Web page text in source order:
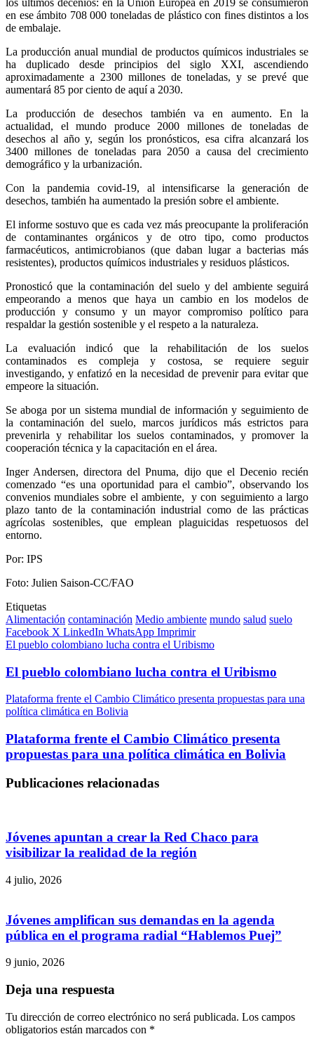
en ese ámbito 708 000 toneladas de plástico con fines distintos a los
de embalaje.
La producción anual mundial de productos químicos industriales se
ha duplicado desde principios del siglo XXI, ascendiendo
aproximadamente a 2300 millones de toneladas, y se prevé que
aumentará 85 por ciento de aquí a 2030.
La producción de desechos también va en aumento. En la
actualidad, el mundo produce 2000 millones de toneladas de
desechos al año y, según los pronósticos, esa cifra alcanzará los
3400 millones de toneladas para 2050 a causa del crecimiento
demográfico y la urbanización.
Con la pandemia covid-19, al intensificarse la generación de
desechos, también ha aumentado la presión sobre el ambiente.
El informe sostuvo que es cada vez más preocupante la proliferación
de contaminantes orgánicos y de otro tipo, como productos
farmacéuticos, antimicrobianos (que daban lugar a bacterias más
resistentes), productos químicos industriales y residuos plásticos.
Pronosticó que la contaminación del suelo y del ambiente seguirá
empeorando a menos que haya un cambio en los modelos de
producción y consumo y un mayor compromiso político para
respaldar la gestión sostenible y el respeto a la naturaleza.
La evaluación indicó que la rehabilitación de los suelos
contaminados es compleja y costosa, se requiere seguir
investigando, y enfatizó en la necesidad de prevenir para evitar que
empeore la situación.
Se aboga por un sistema mundial de información y seguimiento de
la contaminación del suelo, marcos jurídicos más estrictos para
prevenirla y rehabilitar los suelos contaminados, y promover la
cooperación técnica y la capacitación en el área.
Inger Andersen, directora del Pnuma, dijo que el Decenio recién
comenzado “es una oportunidad para el cambio”, observando los
convenios mundiales sobre el ambiente, y con seguimiento a largo
plazo tanto de la contaminación industrial como de las prácticas
agrícolas sostenibles, que emplean plaguicidas respetuosos del
entorno.
Por: IPS
Foto: Julien Saison-CC/FAO
Etiquetas
Alimentación contaminación Medio ambiente mundo salud suelo
Facebook X LinkedIn WhatsApp Imprimir
El pueblo colombiano lucha contra el Uribismo
El pueblo colombiano lucha contra el Uribismo
Plataforma frente el Cambio Climático presenta propuestas para una
política climática en Bolivia
Plataforma frente el Cambio Climático presenta
propuestas para una política climática en Bolivia
Publicaciones relacionadas
Jóvenes apuntan a crear la Red Chaco para
visibilizar la realidad de la región
4 julio, 2026
Jóvenes amplifican sus demandas en la agenda
pública en el programa radial “Hablemos Puej”
9 junio, 2026
Deja una respuesta
Tu dirección de correo electrónico no será publicada. Los campos
obligatorios están marcados con *